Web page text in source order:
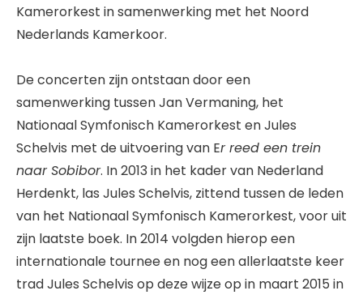
Kamerorkest in samenwerking met het Noord
Nederlands Kamerkoor.
De concerten zijn ontstaan door een
samenwerking tussen Jan Vermaning, het
Nationaal Symfonisch Kamerorkest en Jules
Schelvis met de uitvoering van Er reed een trein
naar Sobibor. In 2013 in het kader van Nederland
Herdenkt, las Jules Schelvis, zittend tussen de leden
van het Nationaal Symfonisch Kamerorkest, voor uit
zijn laatste boek. In 2014 volgden hierop een
internationale tournee en nog een allerlaatste keer
trad Jules Schelvis op deze wijze op in maart 2015 in